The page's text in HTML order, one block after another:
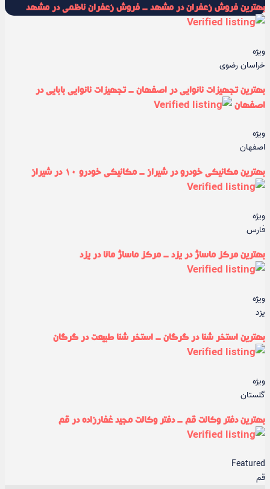
بهترین فروش زعفران در مشهد - فروش زعفران ناظمی در مشهد
ویژه
خراسان رضوی
بهترین تجهیزات نانوایی در اصفهان - تجهیزات نانوایی بابایی در
اصفهان
ویژه
اصفهان
بهترین مکانیکی خودرو در شیراز - مکانیکی خودرو ۱۰ در شیراز
ویژه
فارس
بهترین مرکز ماساژ در یزد - مرکز ماساژ مانا در یزد
ویژه
یزد
بهترین استخر شنا در گرگان - استخر شنا طبیعت در گرگان
ویژه
گلستان
بهترین دفتر وکالت قم - دفتر وکالت مجید غفارزاده در قم
Featured
قم